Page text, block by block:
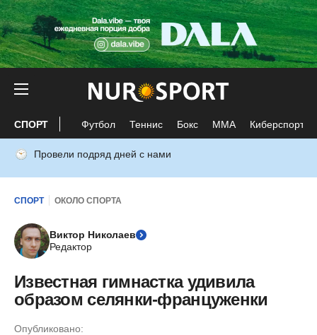
СПОРТ Футбол Теннис Бокс ММА Киберспорт
Провели подряд дней с нами
СПОРТ ОКОЛО СПОРТА
Виктор Николаев
Редактор
Известная гимнастка удивила
образом селянки-француженки
Опубликовано: